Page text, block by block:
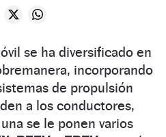
se ha diversificado en
incorporando
de propulsión
a los conductores,
se le ponen varios